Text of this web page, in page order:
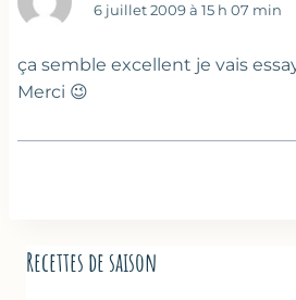
6 juillet 2009 à 15 h 07 min
ça semble excellent je vais
Merci 😉
Recettes de saison